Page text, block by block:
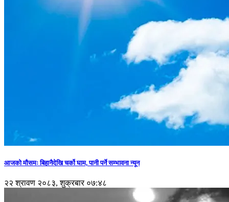
आजको मौसमः बिहानैदेखि चर्को घाम, पानी पर्ने सम्भावना न्यून
२२ श्रावण २०८३, शुक्रबार ०७:४८